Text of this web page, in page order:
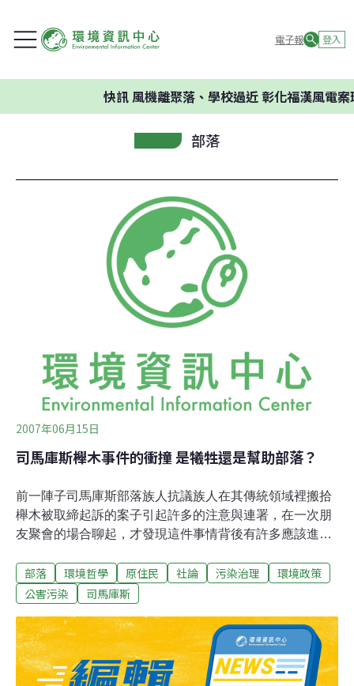
電子報 登入
快訊風機離聚落、學校過近 彰化福漢風電案環
部落
2007年06月15日
司馬庫斯櫸木事件的衝撞 是犧牲還是幫助部落？
前一陣子司馬庫斯部落族人抗議族人在其傳統領域裡搬拾
櫸木被取締起訴的案子引起許多的注意與連署，在一次朋
友聚會的場合聊起，才發現這件事情背後有許多應該進一
議題及活動的朋友都對原住民族的弱勢地位深表同情，也
認為法律應配合時代潮流，適度地尊重原住民族的傳統規
一味譴責的立場，大家就有許多的保留。深究該案，首先
談的是權利與執法的界線，在現代法規體制下不得不劃線
來認定合法與違法。當大家都在談傳統領域時，如果沒有
部落 環境哲學 原住民 社論 污染治理
環境政策
公害污染
司馬庫斯